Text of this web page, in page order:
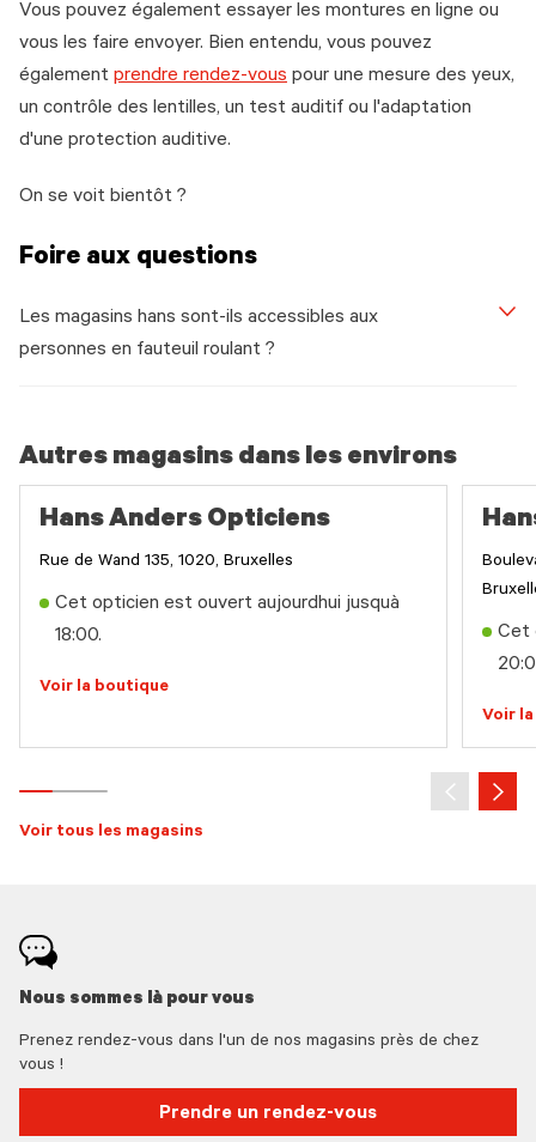
Vous pouvez également essayer les montures en ligne ou
vous les faire envoyer. Bien entendu, vous pouvez
également prendre rendez-vous pour une mesure des yeux,
un contrôle des lentilles, un test auditif ou l'adaptation
d'une protection auditive.
On se voit bientôt ?
Foire aux questions
Les magasins hans sont-ils accessibles aux
personnes en fauteuil roulant ?
Autres magasins dans les environs
Hans Anders Opticiens
Rue de Wand 135, 1020, Bruxelles
Cet opticien est ouvert aujourdhui jusquà
18:00.
Voir la boutique
Cet
Voir
Voir tous les magasins
Nous sommes là pour vous
Prenez rendez-vous dans l'un de nos magasins près de chez
vous !
Prendre un rendez-vous